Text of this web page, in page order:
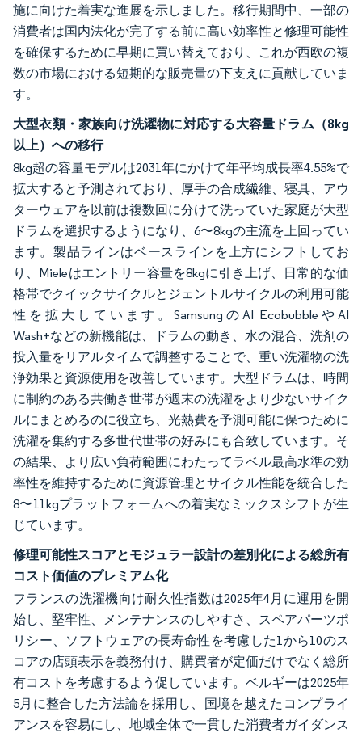
施に向けた着実な進展を示しました。移行期間中、一部の
消費者は国内法化が完了する前に高い効率性と修理可能性
を確保するために早期に買い替えており、これが西欧の複
数の市場における短期的な販売量の下支えに貢献していま
す。
大型衣類・家族向け洗濯物に対応する大容量ドラム（8kg
以上）への移行
8kg超の容量モデルは2031年にかけて年平均成長率4.55%で
拡大すると予測されており、厚手の合成繊維、寝具、アウ
ターウェアを以前は複数回に分けて洗っていた家庭が大型
ドラムを選択するようになり、6〜8kgの主流を上回ってい
ます。製品ラインはベースラインを上方にシフトしてお
り、Mieleはエントリー容量を8kgに引き上げ、日常的な価
格帯でクイックサイクルとジェントルサイクルの利用可能
性を拡大しています。SamsungのAI EcobubbleやAI
Wash+などの新機能は、ドラムの動き、水の混合、洗剤の
投入量をリアルタイムで調整することで、重い洗濯物の洗
浄効果と資源使用を改善しています。大型ドラムは、時間
に制約のある共働き世帯が週末の洗濯をより少ないサイク
ルにまとめるのに役立ち、光熱費を予測可能に保つために
洗濯を集約する多世代世帯の好みにも合致しています。そ
の結果、より広い負荷範囲にわたってラベル最高水準の効
率性を維持するために資源管理とサイクル性能を統合した
8〜11kgプラットフォームへの着実なミックスシフトが生
じています。
修理可能性スコアとモジュラー設計の差別化による総所有
コスト価値のプレミアム化
フランスの洗濯機向け耐久性指数は2025年4月に運用を開
始し、堅牢性、メンテナンスのしやすさ、スペアパーツポ
リシー、ソフトウェアの長寿命性を考慮した1から10のス
コアの店頭表示を義務付け、購買者が定価だけでなく総所
有コストを考慮するよう促しています。ベルギーは2025年
5月に整合した方法論を採用し、国境を越えたコンプライ
アンスを容易にし、地域全体で一貫した消費者ガイダンス